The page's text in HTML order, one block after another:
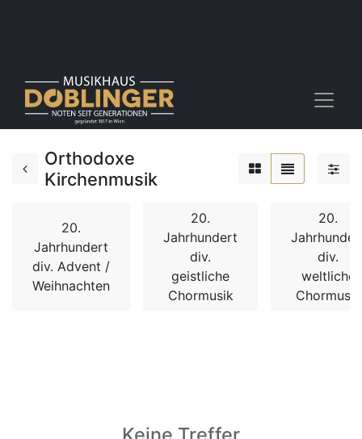
Orthodoxe
Kirchenmusik
20.
Jahrhundert
div. Advent /
Weihnachten
20.
Jahrhundert
div.
geistliche
Chormusik
20.
div.
weltliche
Chormusik